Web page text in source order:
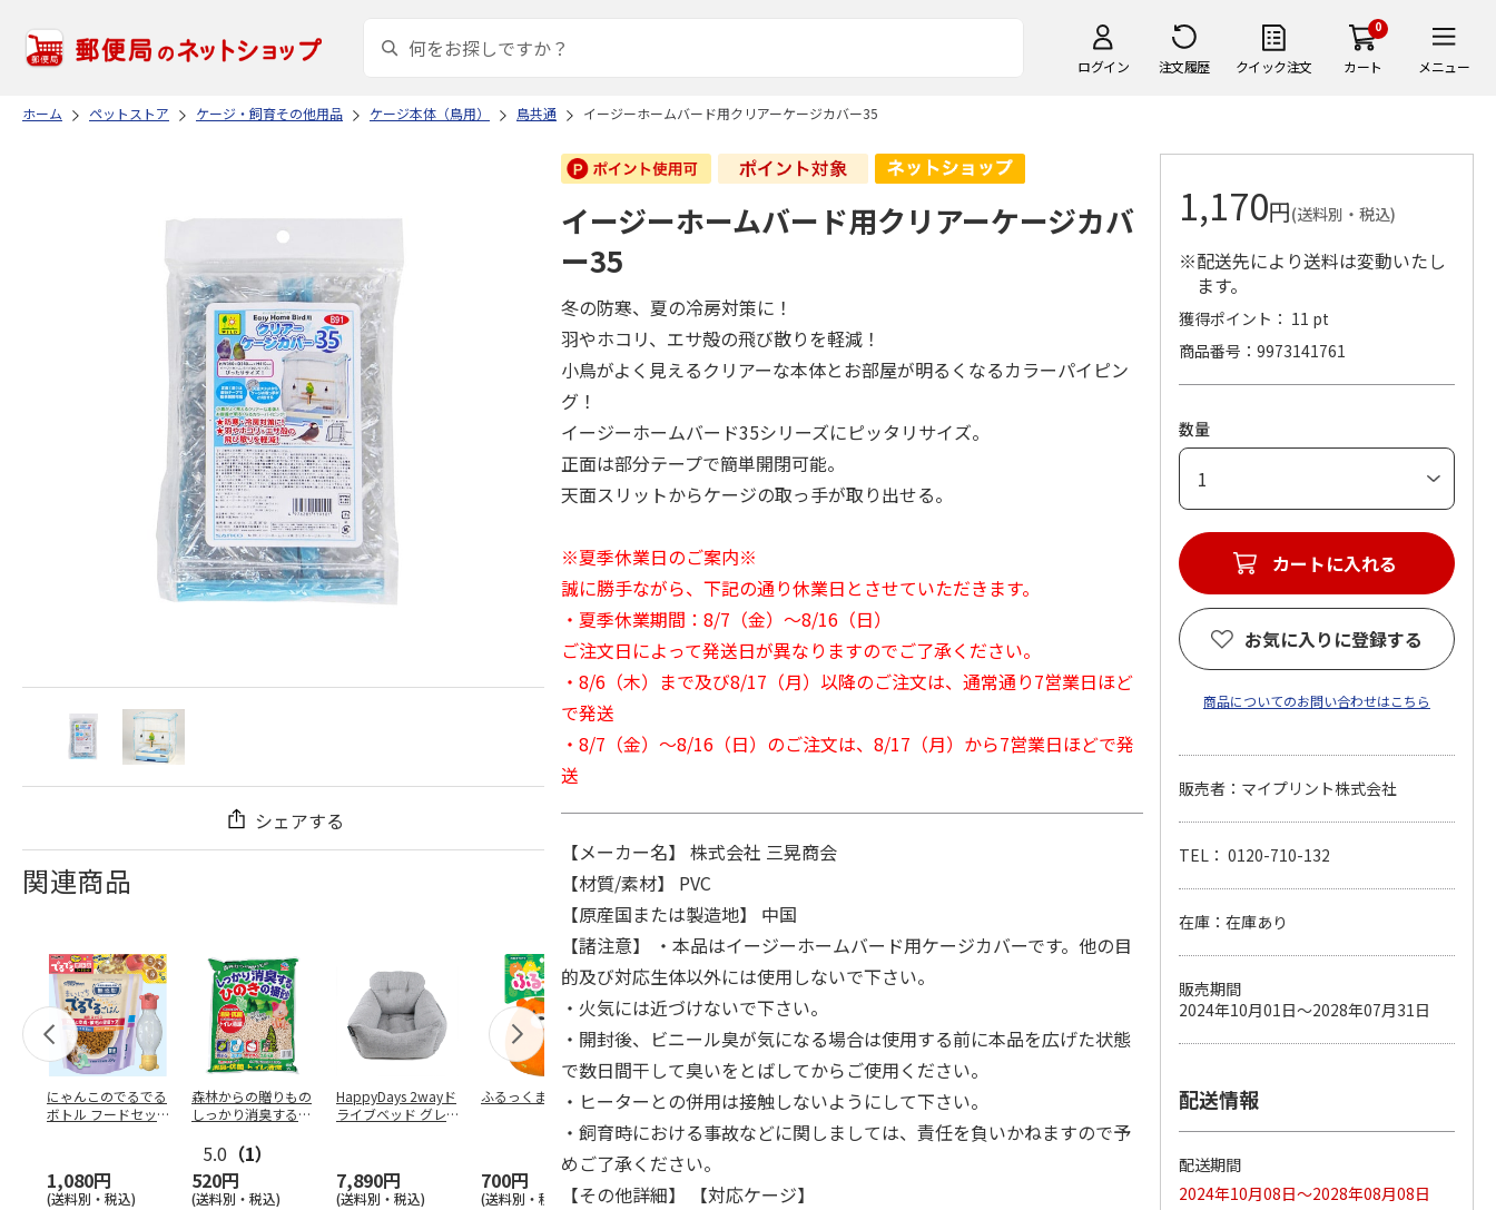
ログイン 注文履歴 クイック注文
0
カート メニュー
ホーム ペットストア ケージ・飼育その他用品 ケージ本体（鳥用） 鳥共通 イージーホームバード用クリアーケージカバー35
シェアする
関連商品
にゃんこのでるでる
ボトル フードセッ
1,080円
(送料別・税込)
森林からの贈りもの
しっかり消臭するひ
5.0 （1）
520円
(送料別・税込)
HappyDays 2wayド
ライブベッド グレ
7,890円
(送料別・税込)
ふるっくま みかん
700円
(送料別・税込)
デオトイレ 飛び散
らない消臭・抗菌サ
ンド 4L
1,320円
(送料別・税込)
獣医師開発 ニオイ
をとる砂専用 猫ト
イレ ナチュラルグ
(送料別・税込)
無添加良品 カムカ
ムデンタルコーン
ぐるぐるボーン型 S
こ用 まぐろ・かつ
ペット線香 虹のか
なた フルーティフ
ローラルの香り
590円
(送料別・税込)
えBOX とりささ…
380円
(送料別・税込)
イージーホームバード用クリアーケージカバ
ー35
冬の防寒、夏の冷房対策に！
羽やホコリ、エサ殻の飛び散りを軽減！
小鳥がよく見えるクリアーな本体とお部屋が明るくなるカラーパイピン
グ！
イージーホームバード35シリーズにピッタリサイズ。
正面は部分テープで簡単開閉可能。
天面スリットからケージの取っ手が取り出せる。
※夏季休業日のご案内※
誠に勝手ながら、下記の通り休業日とさせていただきます。
・夏季休業期間：8/7（金）～8/16（日）
ご注文日によって発送日が異なりますのでご了承ください。
・8/6（木）まで及び8/17（月）以降のご注文は、通常通り7営業日ほど
で発送
・8/7（金）～8/16（日）のご注文は、8/17（月）から7営業日ほどで発
送
【メーカー名】 株式会社 三晃商会
【材質/素材】 PVC
【原産国または製造地】 中国
【諸注意】 ・本品はイージーホームバード用ケージカバーです。他の目
的及び対応生体以外には使用しないで下さい。
・火気には近づけないで下さい。
・開封後、ビニール臭が気になる場合は使用する前に本品を広げた状態
で数日間干して臭いをとばしてからご使用ください。
・ヒーターとの併用は接触しないようにして下さい。
・飼育時における事故などに関しましては、責任を負いかねますので予
めご了承ください。
【その他詳細】 【対応ケージ】
1,170円(送料別・税込)
※配送先により送料は変動いたし
ます。
獲得ポイント： 11 pt
商品番号
9973141761
数量
カートに入れる
お気に入りに登録する
商品についてのお問い合わせはこちら
販売者：マイプリント株式会社
TEL： 0120-710-132
在庫：在庫あり
販売期間
2024年10月01日～2028年07月31日
配送情報
配送期間
2024年10月08日～2028年08月08日